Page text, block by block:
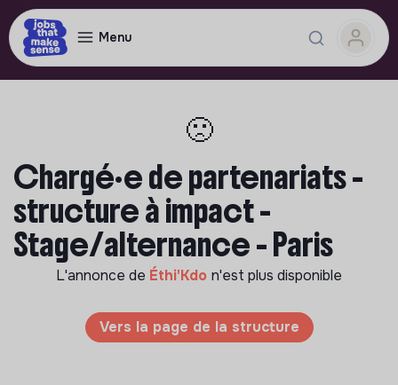
Menu
🙁
Chargé·e de partenariats -
structure à impact -
Stage/alternance - Paris
L'annonce de Éthi'Kdo n'est plus disponible
Vers la page de la structure